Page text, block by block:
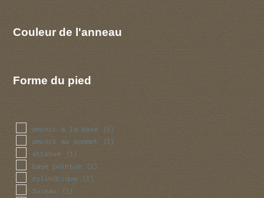
Couleur de l'anneau
Forme du pied
aminci a la base (1)
aminci au sommet (1)
attenue (1)
base pointue (1)
cylindrique (1)
fuseau (1)